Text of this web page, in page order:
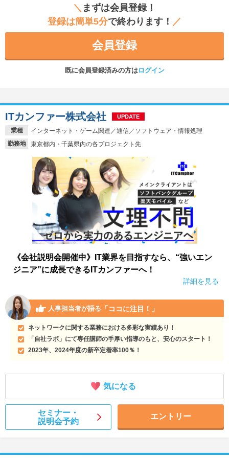
＼ まずは会員登録！
登録は簡単5分で終わります！ ／
会員登録
既に会員登録済みの方はログイン
業種
インターネット・ゲーム関連／通信／ソフトウェア・情報処理
勤務地
東京都内・千葉県内の各プロジェクト先
ITカンファー株式会社 UPDATE
《会社説明会開催中》IT業界を目指すなら、“強いエン
ジニア”に成長できるITカンファーへ！
詳細を見る
人事担当者が語る 「ココに注目！」
ネットワークに関する業務における多彩な実績あり！
「自社ラボ」にて専任講師の手厚い指導のもと、安心のスタート！
2023年、2024年度の新卒定着率100％！
気になる
セミナー・
説明会予約
エントリー